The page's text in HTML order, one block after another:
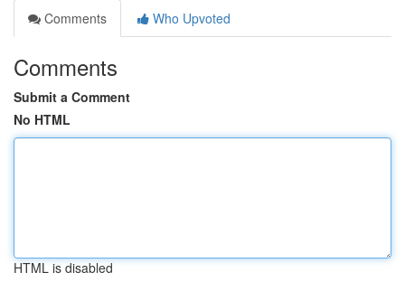
Comments
Who Upvoted
Comments
Submit a Comment
No HTML
HTML is disabled